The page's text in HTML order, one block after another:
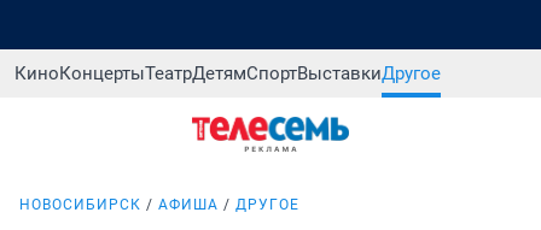
КиноКонцертыТеатрДетямСпортВыставкиДругое
НОВОСИБИРСК АФИША ДРУГОЕ